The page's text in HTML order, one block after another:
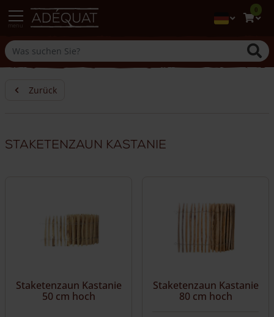
0
Zurück
Staketenzaun Kastanie
Staketenzaun Kastanie
50 cm hoch
Staketenzaun Kastanie
80 cm hoch